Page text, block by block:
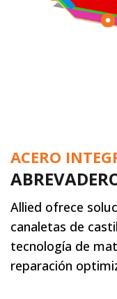
ACERO
Allied ofrece
canaletas de
tecnología de
reparación